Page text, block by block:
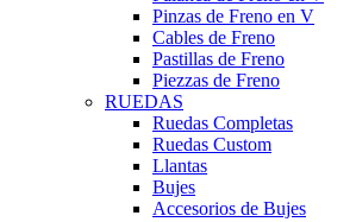
Pinzas de Freno en V
Cables de Freno
Pastillas de Freno
Piezzas de Freno
RUEDAS
Ruedas Completas
Ruedas Custom
Llantas
Bujes
Accesorios de Bujes